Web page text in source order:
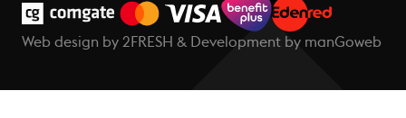
Web design by 2FRESH & Development by manGoweb